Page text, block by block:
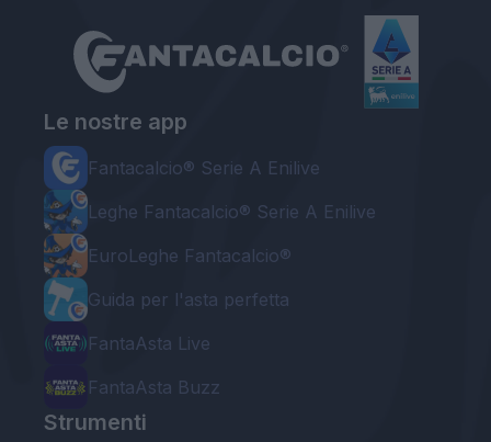
Le nostre app
Fantacalcio® Serie A Enilive
Leghe Fantacalcio® Serie A Enilive
EuroLeghe Fantacalcio®
Guida per l'asta perfetta
FantaAsta Live
FantaAsta Buzz
Strumenti